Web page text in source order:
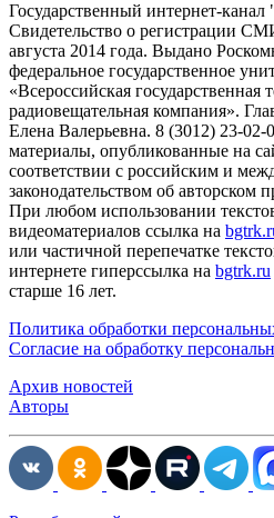
Государственный интернет-канал
Cвидетельство о регистрации
августа 2014 года. Выдано
федеральное государственное
«Всероссийская государственная
радиовещательная компания».
Елена Валерьевна. 8 (3012) 23-
материалы, опубликованные на
соответствии с российским и
законодательством об авторском
При любом использовании
видеоматериалов ссылка на
или частичной перепечатке
интернете гиперссылка на bgtrk.ru
старше 16 лет.
Политика обработки
Согласие на обработку
Архив новостей
Авторы